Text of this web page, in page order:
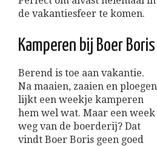
de vakantiesfeer te komen.
Kamperen bij Boer Boris
Berend is toe aan vakantie.
Na maaien, zaaien en ploegen
lijkt een weekje kamperen
hem wel wat. Maar een week
weg van de boerderij? Dat
vindt Boer Boris geen goed